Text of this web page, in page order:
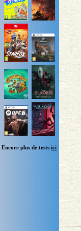
Encore plus de testsici